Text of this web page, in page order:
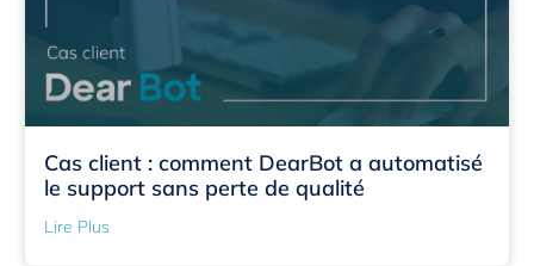
Cas client : comment DearBot a automatisé
le support sans perte de qualité
Lire Plus